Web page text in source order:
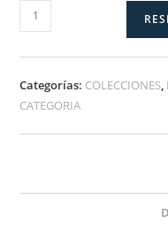
DUBLIN-
2
cantidad
Categorías: COLECCIONES
CATEGORIA